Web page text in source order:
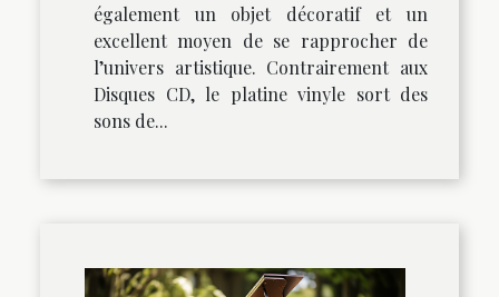
également un objet décoratif et un
excellent moyen de se rapprocher de
l’univers artistique. Contrairement aux
Disques CD, le platine vinyle sort des
sons de...